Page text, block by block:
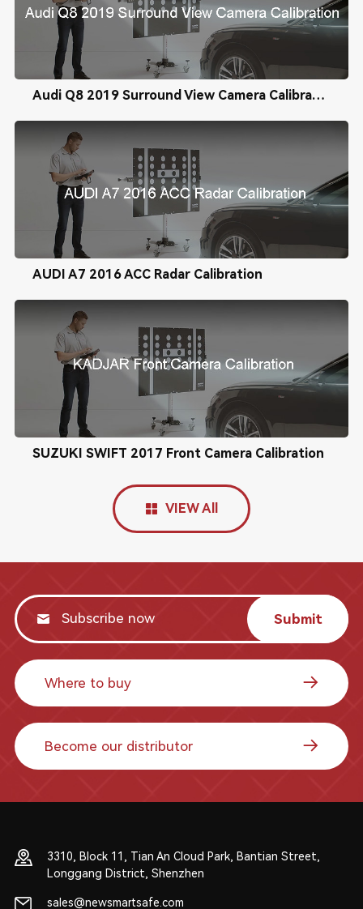
Audi Q8 2019 Surround View Camera Calibration
AUDI A7 2016 ACC Radar Calibration
SUZUKI SWIFT 2017 Front Camera Calibration
VIEW All
Submit
Where to buy
Become our distributor
3310, Block 11, Tian An Cloud Park, Bantian Street,
Longgang District, Shenzhen
sales@newsmartsafe.com